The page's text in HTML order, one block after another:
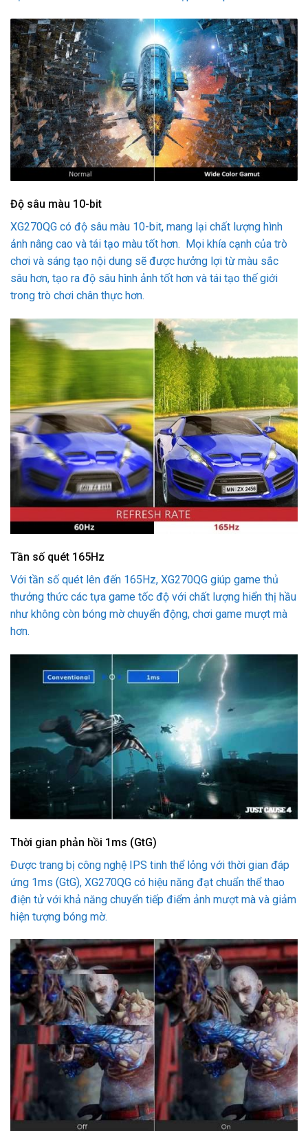
Độ sâu màu 10-bit
XG270QG có độ sâu màu 10-bit, mang lại chất lượng hình
ảnh nâng cao và tái tạo màu tốt hơn. Mọi khía cạnh của trò
chơi và sáng tạo nội dung sẽ được hưởng lợi từ màu sắc
sâu hơn, tạo ra độ sâu hình ảnh tốt hơn và tái tạo thế giới
trong trò chơi chân thực hơn.
Tần số quét 165Hz
Với tần số quét lên đến 165Hz, XG270QG giúp game thủ
thưởng thức các tựa game tốc độ với chất lượng hiển thị hầu
như không còn bóng mờ chuyển động, chơi game mượt mà
hơn.
Thời gian phản hồi 1ms (GtG)
Được trang bị công nghệ IPS tinh thể lỏng với thời gian đáp
ứng 1ms (GtG), XG270QG có hiệu năng đạt chuẩn thể thao
điện tử với khả năng chuyển tiếp điểm ảnh mượt mà và giảm
hiện tượng bóng mờ.